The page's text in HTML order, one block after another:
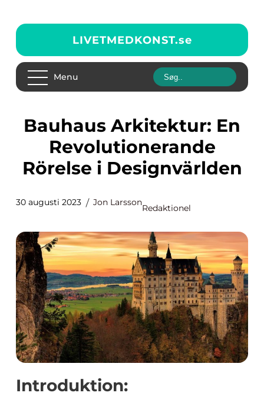
LIVETMEDKONST.se
Menu
Bauhaus Arkitektur: En
Revolutionerande
Rörelse i Designvärlden
30 augusti 2023 Jon Larsson
Redaktionel
Introduktion: